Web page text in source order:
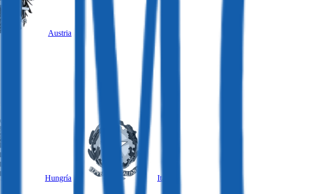
Austria
Hungría
Italia